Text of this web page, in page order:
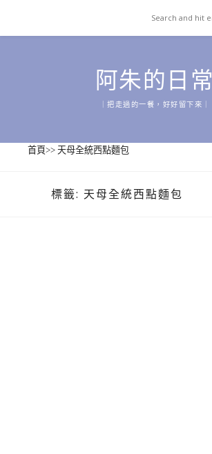
content
阿朱的日常
｜把走過的一餐，好好留下來｜
首頁>> 天母全統西點麵包
標籤: 天母全統西點麵包